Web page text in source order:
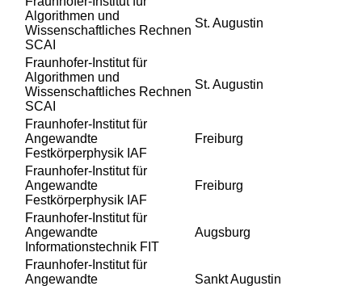
Algorithmen und
Wissenschaftliches Rechnen
SCAI
St. Augustin
Fraunhofer-Institut für
Algorithmen und
Wissenschaftliches Rechnen
SCAI
St. Augustin
Fraunhofer-Institut für
Angewandte
Festkörperphysik IAF
Freiburg
Fraunhofer-Institut für
Angewandte
Festkörperphysik IAF
Freiburg
Fraunhofer-Institut für
Angewandte
Informationstechnik FIT
Augsburg
Fraunhofer-Institut für
Angewandte
Sankt Augustin